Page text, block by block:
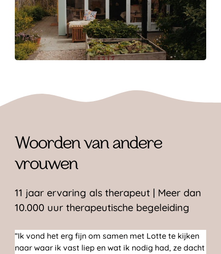
Woorden van andere
vrouwen
11 jaar ervaring als therapeut | Meer dan
10.000 uur therapeutische begeleiding
“Ik vond het erg fijn om samen met Lotte te kijken
naar waar ik vast liep en wat ik nodig had, ze dacht